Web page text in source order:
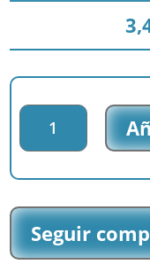
Parche
impreso
Paw
Patrol
La
Patrulla
Canina
Seguir